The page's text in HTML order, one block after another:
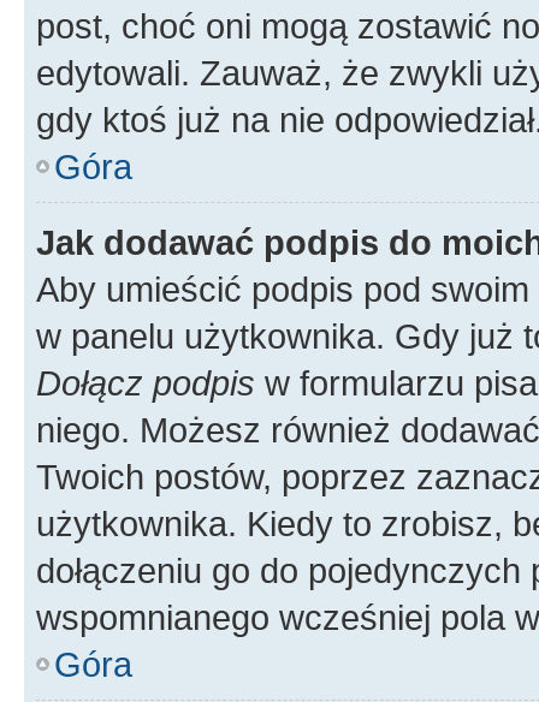
post, choć oni mogą zostawić
edytowali. Zauważ, że zwykli
gdy ktoś już na nie
Góra
Jak dodawać podpis do
Aby umieścić podpis pod
w panelu użytkownika. Gdy już
Dołącz podpis w formularzu
niego. Możesz również
Twoich postów, poprzez
użytkownika. Kiedy to zrobisz,
dołączeniu go do
wspomnianego wcześniej pola
Góra